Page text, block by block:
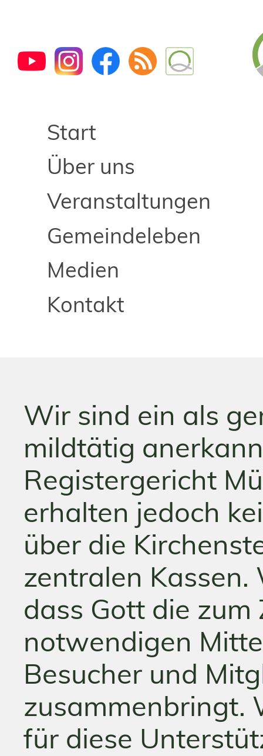
Start
Über uns
Veranstaltungen
Gemeindeleben
Medien
Kontakt
Wir sind ein als
mildtätig
Registergericht
erhalten jedoch
über die
zentralen
dass Gott die zum
notwendigen
Besucher und
zusammenbringt.
für diese